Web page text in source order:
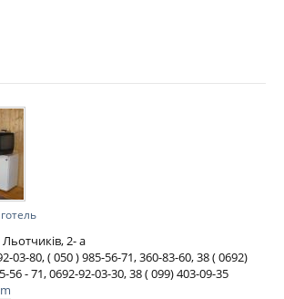
2- а
03-80, ( 050 ) 985-56-71, 360-83-60, 38 ( 0692)
56 - 71, 0692-92-03-30, 38 ( 099) 403-09-35